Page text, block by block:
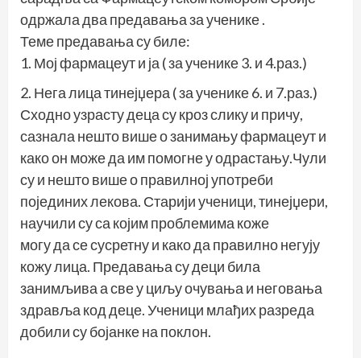
одржала два предавања за ученике .
Теме предавања су биле:
1. Мој фармацеут и ја ( за ученике 3. и 4.раз.)
2. Нега лица тинејџера ( за ученике 6. и 7.раз.)
Сходно узрасту деца су кроз слику и причу,
сазнала нешто више о занимању фармацеут и
како он може да им помогне у одрастању.Чули
су и нешто више о правилној употреби
појединих лекова. Старији ученици, тинејџери,
научили су са којим проблемима коже
могу да се сусретну и како да правилно негују
кожу лица. Предавања су деци била
занимљива а све у циљу очувања и неговања
здравља код деце. Ученици млађих разреда
добили су бојанке на поклон.